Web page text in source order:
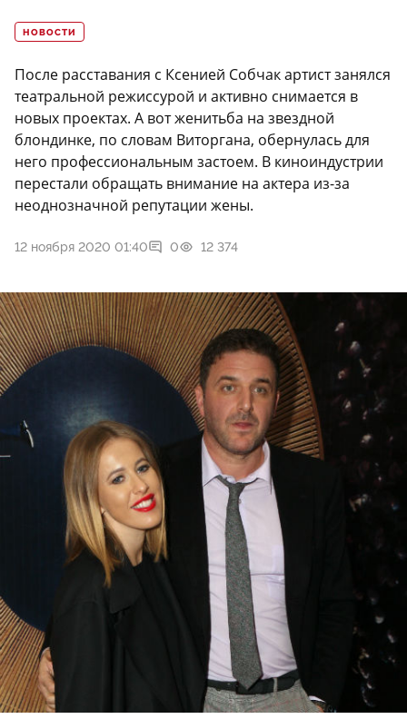
НОВОСТИ
После расставания с Ксенией Собчак артист занялся
театральной режиссурой и активно снимается в
новых проектах. А вот женитьба на звездной
блондинке, по словам Виторгана, обернулась для
него профессиональным застоем. В киноиндустрии
перестали обращать внимание на актера из-за
неоднозначной репутации жены.
12 ноября 2020 01:40 0 12 374